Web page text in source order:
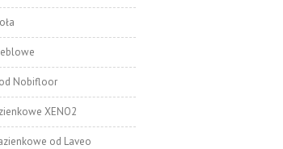
Nobifloor
XENO2
od Laveo